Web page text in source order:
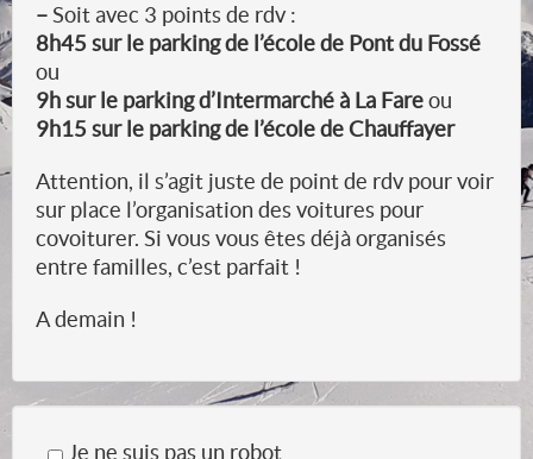
–Soit avec 3 points de rdv :
8h45 sur le parking de l’école de Pont du Fossé
ou
9h sur le parking d’Intermarché à La Fareou
9h15 sur le parking de l’école de Chauffayer
Attention, il s’agit juste de point de rdv pour voir
sur place l’organisation des voitures pour
covoiturer. Si vous vous êtes déjà organisés
entre familles, c’est parfait !
A demain !
Je ne suis pas un robot